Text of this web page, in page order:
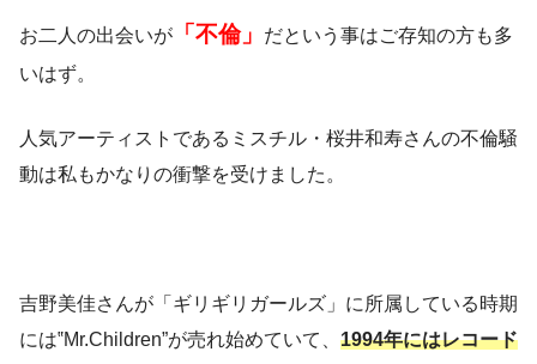
お二人の出会いが 「不倫」
だという事はご存知の方も多
いはず。
人気アーティストであるミスチル・桜井和寿さんの不倫騒
動は私もかなりの衝撃を受けました。
吉野美佳さんが「ギリギリガールズ」に所属している時期
には‟Mr.Children”が売れ始めていて、 1994年にはレコード